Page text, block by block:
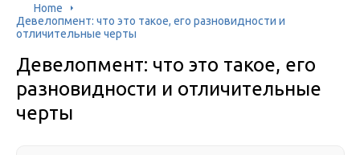
Home
Девелопмент: что это такое, его разновидности и
отличительные черты
Девелопмент: что это такое, его
разновидности и отличительные
черты